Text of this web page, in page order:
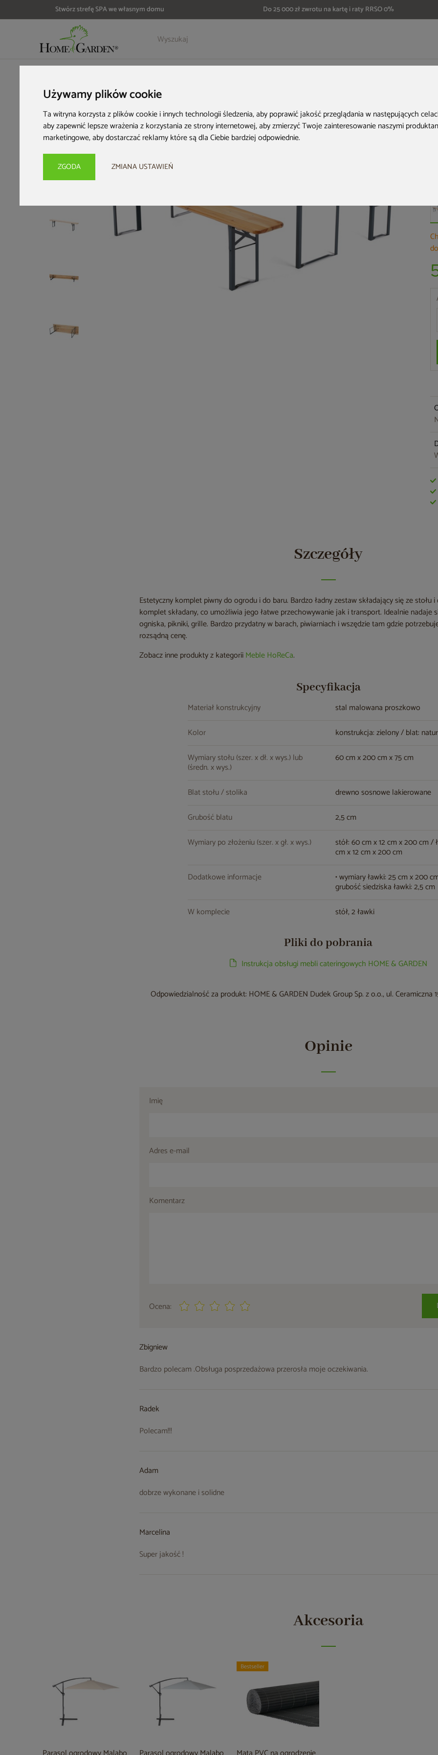
Używamy plików cookie
Ta witryna korzysta z plików cookie i innych technologii śledzenia, aby poprawić jakość przeglądania w następujących
aby zapewnić lepsze wrażenia z korzystania ze strony internetowej,aby zmierzyć Twoje zainteresowanie naszymi
marketingowe,aby dostarczać reklamy które są dla Ciebie bardziej odpowiednie.
ZGODA ZMIANA USTAWIEŃ
Stwórz strefę SPA we własnym domu Do 25 000 zł zwrotu na kartę i raty RRSO 0%
Szczegóły Opinie Akcesoria
Szczegóły
Estetyczny komplet piwny do ogrodu i do baru. Bardzo ładny zestaw składający się ze stołu i
komplet składany, co umożliwia jego łatwe przechowywanie jak i transport. Idealnie nadaje
ogniska, pikniki, grille. Bardzo przydatny w barach, piwiarniach i wszędzie tam gdzie
rozsądną cenę.
Zobacz inne produkty z kategoriiMeble HoReCa.
Specyfikacja
Materiał konstrukcyjny
stal malowana proszkowo
Kolor
konstrukcja: zielony / blat:
Wymiary stołu (szer. x dł. x wys.) lub
(średn. x wys.)
60 cm x 200 cm x 75 cm
Blat stołu / stolika
drewno sosnowe lakierowane
Grubość blatu
2,5 cm
Wymiary po złożeniu (szer. x gł. x wys.)
stół: 60 cm x 12 cm x 200 cm /
cm x 12 cm x 200 cm
Dodatkowe informacje
• wymiary ławki: 25 cm x 200
grubość siedziska ławki: 2,5 cm
W komplecie
stół, 2 ławki
Pliki do pobrania
Instrukcja obsługi mebli cateringowych HOME & GARDEN
Odpowiedzialność za produkt: HOME & GARDEN Dudek Group Sp. z o.o., ul. Ceramiczna
Opinie
Imię
Adres e-mail
Komentarz
Ocena:
Zbigniew
Bardzo polecam .Obsługa posprzedażowa przerosła moje oczekiwania.
Radek
Polecam!!!
Adam
dobrze wykonane i solidne
Marcelina
Super jakość !
Akcesoria
Bestseller